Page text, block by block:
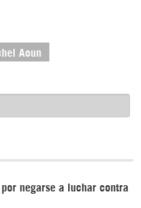
Aoun
negarse a luchar contra